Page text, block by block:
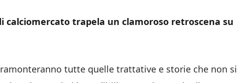
trapela un clamoroso retroscena su
tutte quelle trattative e storie che non si